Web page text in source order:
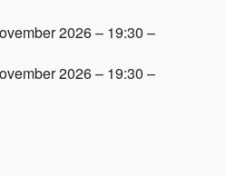
2026 – 19:30 –
2026 – 19:30 –